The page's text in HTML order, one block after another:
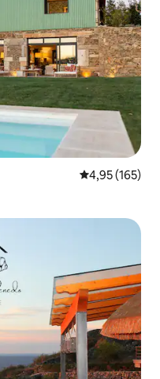
Évaluation
4,95 (165)
appréciés